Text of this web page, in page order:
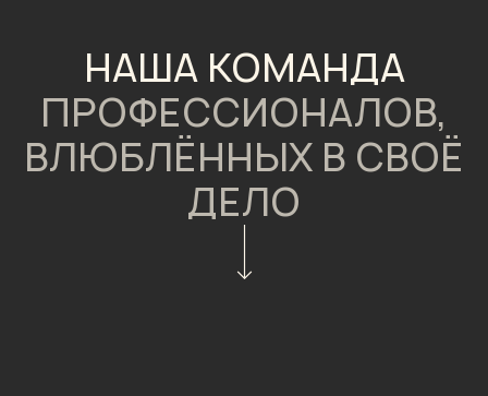
НАША КОМАНДА
ПРОФЕССИОНАЛОВ,
ВЛЮБЛЁННЫХ В СВОЁ
ДЕЛО